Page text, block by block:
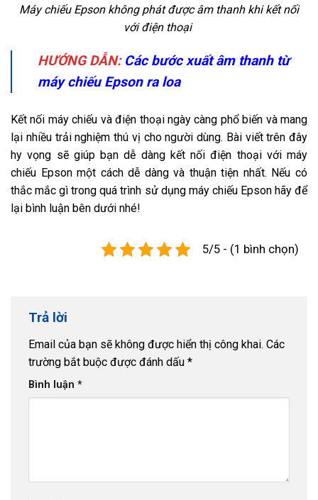
Máy chiếu Epson không phát được âm thanh khi kết nối
với điện thoại
HƯỚNG DẪN: Các bước xuất âm thanh từ
máy chiếu Epson ra loa
Kết nối máy chiếu và điện thoại ngày càng phổ biến và mang
lại nhiều trải nghiệm thú vị cho người dùng. Bài viết trên đây
hy vọng sẽ giúp bạn dễ dàng kết nối điện thoại với máy
chiếu Epson một cách dễ dàng và thuận tiện nhất. Nếu có
thắc mắc gì trong quá trình sử dụng máy chiếu Epson hãy để
lại bình luận bên dưới nhé!
5/5 - (1 bình chọn)
Trả lời
Email của bạn sẽ không được hiển thị công khai. Các
trường bắt buộc được đánh dấu *
Bình luận *